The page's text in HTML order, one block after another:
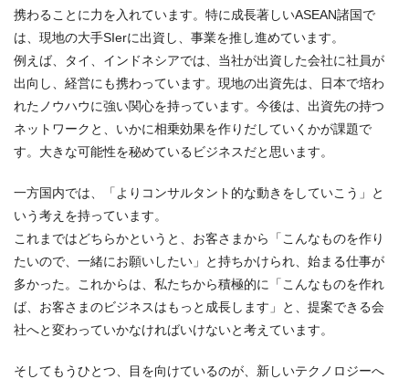
携わることに力を入れています。特に成長著しいASEAN諸国で
は、現地の大手SIerに出資し、事業を推し進めています。
例えば、タイ、インドネシアでは、当社が出資した会社に社員が
出向し、経営にも携わっています。現地の出資先は、日本で培わ
れたノウハウに強い関心を持っています。今後は、出資先の持つ
ネットワークと、いかに相乗効果を作りだしていくかが課題で
す。大きな可能性を秘めているビジネスだと思います。
一方国内では、「よりコンサルタント的な動きをしていこう」と
いう考えを持っています。
これまではどちらかというと、お客さまから「こんなものを作り
たいので、一緒にお願いしたい」と持ちかけられ、始まる仕事が
多かった。これからは、私たちから積極的に「こんなものを作れ
ば、お客さまのビジネスはもっと成長します」と、提案できる会
社へと変わっていかなければいけないと考えています。
そしてもうひとつ、目を向けているのが、新しいテクノロジーへ